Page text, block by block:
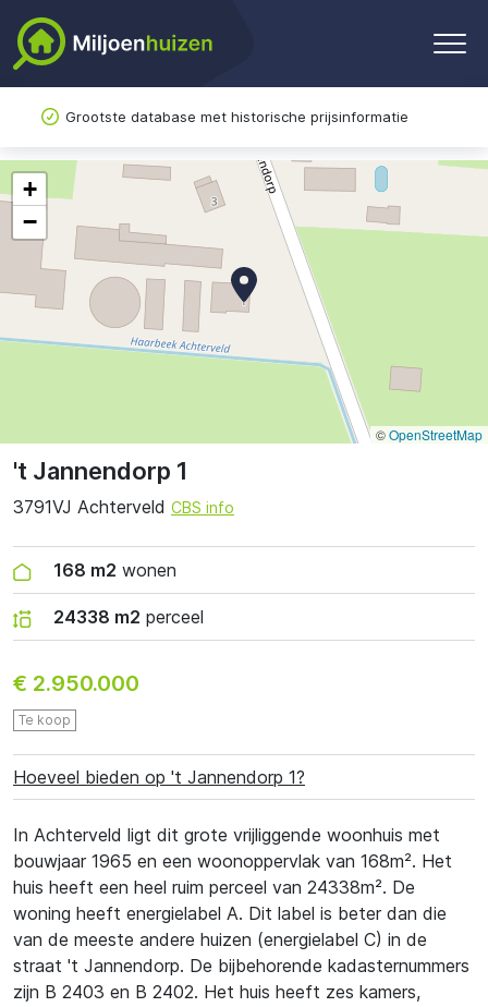
Grootste database met historische prijsinformatie
't Jannendorp 1
3791VJ Achterveld CBS info
168 m2 wonen
24338 m2 perceel
€ 2.950.000
Te koop
Hoeveel bieden op 't Jannendorp 1?
In Achterveld ligt dit grote vrijliggende woonhuis met
bouwjaar 1965 en een woonoppervlak van 168m². Het
huis heeft een heel ruim perceel van 24338m². De
woning heeft energielabel A. Dit label is beter dan die
van de meeste andere huizen (energielabel C) in de
straat 't Jannendorp. De bijbehorende kadasternummers
zijn B 2403 en B 2402. Het huis heeft zes kamers,
+
−
©OpenStreetMap